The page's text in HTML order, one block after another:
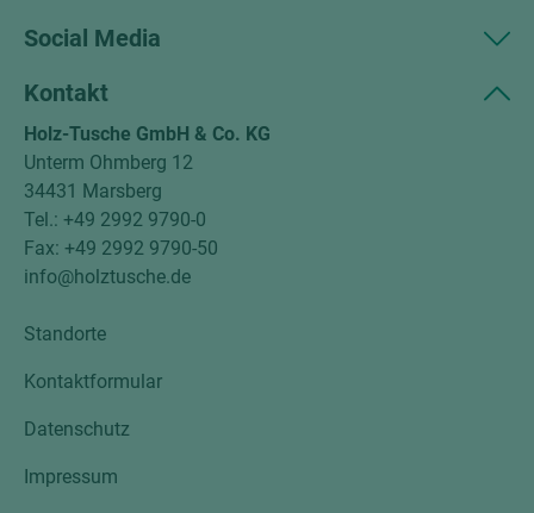
Social Media
Kontakt
Holz-Tusche GmbH & Co. KG
Unterm Ohmberg 12
34431 Marsberg
Tel.: +49 2992 9790-0
Fax: +49 2992 9790-50
info@holztusche.de
Standorte
Kontaktformular
Datenschutz
Impressum